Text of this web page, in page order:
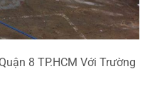
8 TP.HCM Với Trường